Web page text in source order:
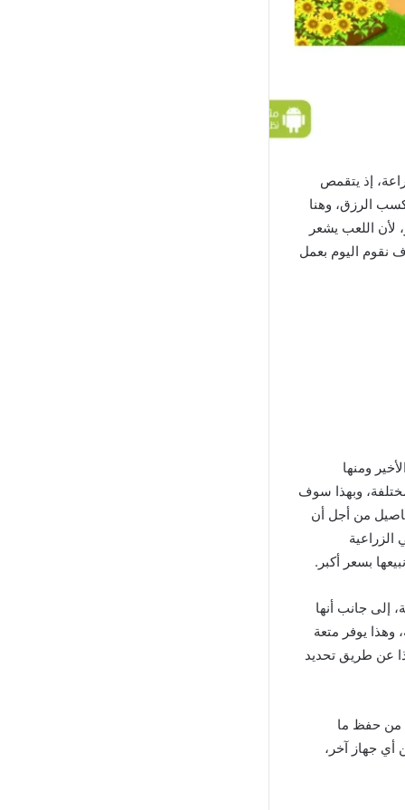
إذ يتقمص
الرزق، وهنا
لأن اللعب يشعر
نقوم اليوم بعمل
ومنها
وبهذا سوف
من أجل أن
بسعر أكبر.
إلى جانب أنها
وهذا يوفر متعة
عن طريق تحديد
من حفظ ما
أي جهاز آخر،